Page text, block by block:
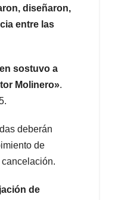
diseñaron,
entre las
sostuvo a
Molinero».
deberán
de
de